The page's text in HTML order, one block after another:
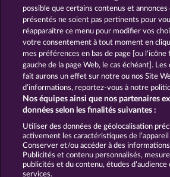
JUICY JESTER STICKY
CGU Charte de
Mentions légales
Facebook
Envoyer la demande de
possible que certains contenus et
présentés ne soient pas pertinents pour
réapparaître ce menu pour modifier vos
votre consentement à tout moment en
mes préférences en bas de page [ou l'icône
gauche de la page Web, le cas échéant].
fait aurons un effet sur notre ou nos Site
d’informations, reportez-vous à notre
Nos équipes ainsi que nos partenaires
données selon les finalités suivantes :
Utiliser des données de géolocalisation
activement les caractéristiques de
Conserver et/ou accéder à des
Publicités et contenu personnalisés,
publicités et du contenu, études
services.